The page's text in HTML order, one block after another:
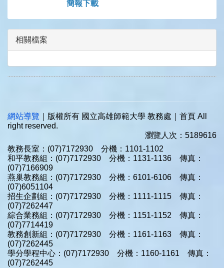
簡報下載
相關檔案
網站導覽 ｜版權所有 國立高雄師範大學 教務處｜首頁 All
right reserved.
瀏覽人次：5189616
教務長室：(07)7172930 分機：1101-1102
和平教務組：(07)7172930 分機：1131-1136 傳真：
(07)7166909
燕巢教務組：(07)7172930 分機：6101-6106 傳真：
(07)6051104
招生企劃組：(07)7172930 分機：1111-1115 傳真：
(07)7262447
綜合業務組：(07)7172930 分機：1151-1152 傳真：
(07)7714419
教務創新組：(07)7172930 分機：1161-1163 傳真：
(07)7262445
學分學程中心：(07)7172930 分機：1160-1161 傳真：
(07)7262445